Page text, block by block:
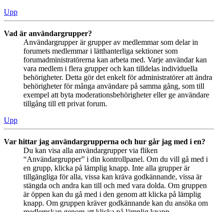
Upp
Vad är användargrupper?
Användargrupper är grupper av medlemmar som delar in
forumets medlemmar i lätthanterliga sektioner som
forumadministratörerna kan arbeta med. Varje användar kan
vara medlem i flera grupper och kan tilldelas individuella
behörigheter. Detta gör det enkelt för administratörer att ändra
behörigheter för många användare på samma gång, som till
exempel att byta moderationsbehörigheter eller ge användare
tillgång till ett privat forum.
Upp
Var hittar jag användargrupperna och hur går jag med i en?
Du kan visa alla användargrupper via fliken
“Användargrupper” i din kontrollpanel. Om du vill gå med i
en grupp, klicka på lämplig knapp. Inte alla grupper är
tillgängliga för alla, vissa kan kräva godkännande, vissa är
stängda och andra kan till och med vara dolda. Om gruppen
är öppen kan du gå med i den genom att klicka på lämplig
knapp. Om gruppen kräver godkännande kan du ansöka om